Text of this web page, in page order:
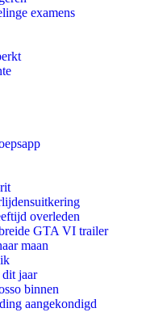
examens
overleden
GTA VI trailer
maan
jaar
binnen
aangekondigd